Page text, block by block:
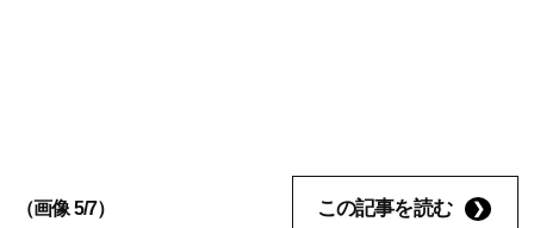
（画像 5/7） この記事を読む